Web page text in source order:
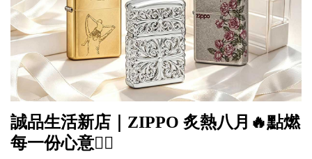
誠品生活新店｜ZIPPO 炙熱八月🔥點燃
每一份心意❤️‍🔥